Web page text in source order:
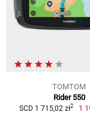
TOMTOM
Rider 550
SCD 1 715,02 zł2 1